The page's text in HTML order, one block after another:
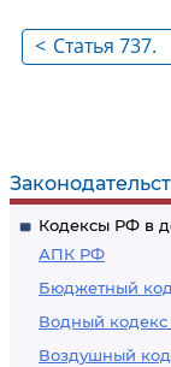
Кодексы РФ в
АПК РФ
Бюджетный
Водный
Воздушный
< Статья 737.